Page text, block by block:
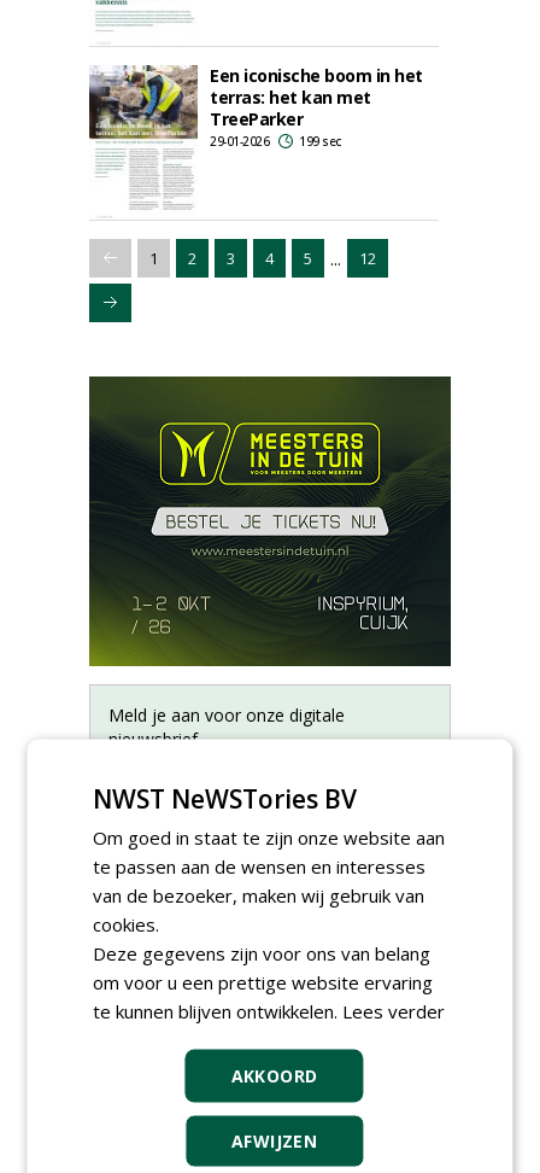
Een iconische boom in het
terras: het kan met
TreeParker
29-01-2026 199 sec
1 2 3 4 5 ... 12
Meld je aan voor onze digitale
nieuwsbrief.
magazijnmedewerker
(fulltime) bij DSV zaden
Nederland B.V.
NWST NeWSTories BV
Om goed in staat te zijn onze website aan
te passen aan de wensen en interesses
van de bezoeker, maken wij gebruik van
cookies.
Deze gegevens zijn voor ons van belang
om voor u een prettige website ervaring
te kunnen blijven ontwikkelen. Lees verder
AKKOORD
AFWIJZEN